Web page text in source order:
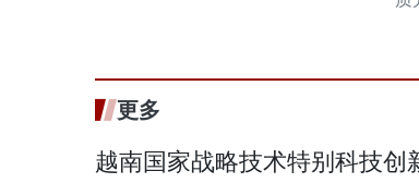
更多
越南国家战略技术特别科技创